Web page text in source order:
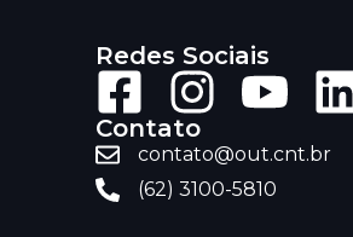
Redes Sociais
Contato
contato@out.cnt.br
(62) 3100-5810